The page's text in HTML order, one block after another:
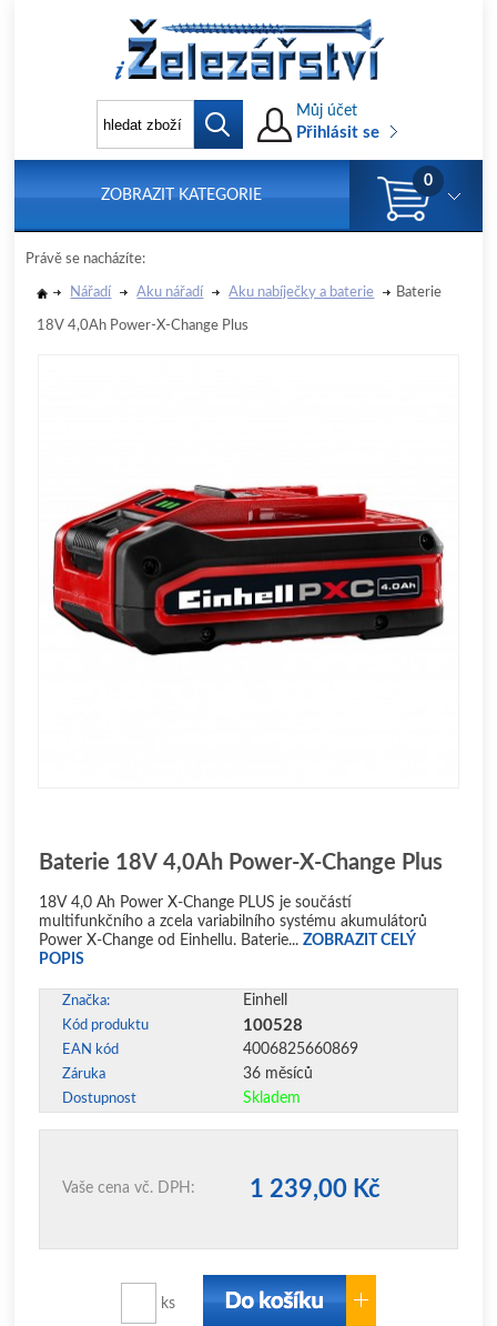
Můj účet
Přihlásit se
ZOBRAZIT KATEGORIE
0
Právě se nacházíte:
Nářadí Aku nářadí Aku nabíječky a baterie Baterie
18V 4,0Ah Power-X-Change Plus
Baterie 18V 4,0Ah Power-X-Change Plus
18V 4,0 Ah Power X-Change PLUS je součástí
multifunkčního a zcela variabilního systému akumulátorů
Power X-Change od Einhellu. Baterie... ZOBRAZIT CELÝ
POPIS
Značka: Einhell
Kód produktu 100528
EAN kód 4006825660869
Záruka 36 měsíců
Dostupnost Skladem
Vaše cena vč. DPH: 1 239,00 Kč
ks